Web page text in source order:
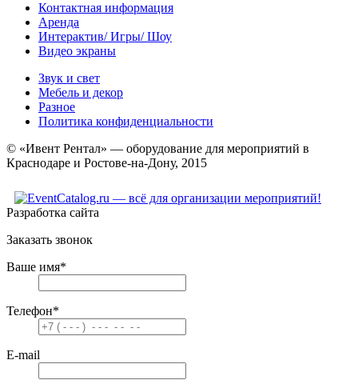
Контактная информация
Аренда
Интерактив/ Игры/ Шоу
Видео экраны
Звук и свет
Мебель и декор
Разное
Политика конфиденциальности
© «Ивент Рентал» — оборудование для мероприятий в
Краснодаре и Ростове-на-Дону, 2015
Разработка сайта
Заказать звонок
Ваше имя*
Телефон*
E-mail